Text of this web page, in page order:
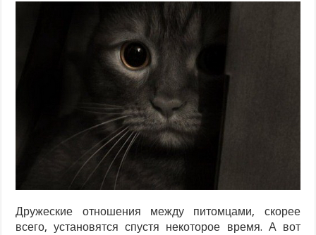
Дружеские отношения между питомцами, скорее
всего, установятся спустя некоторое время. А вот